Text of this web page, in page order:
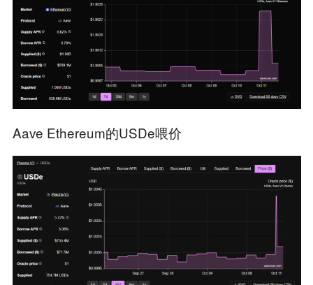
Aave Ethereum的USDe喂价